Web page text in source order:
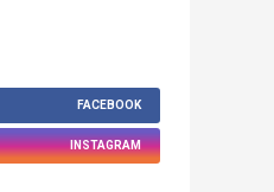
FACEBOOK
INSTAGRAM